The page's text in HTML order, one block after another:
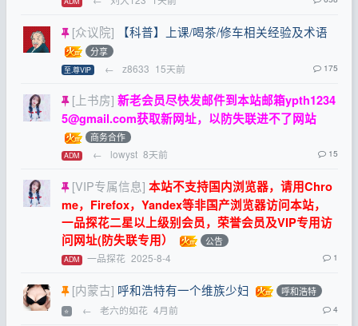
[众议院] 【科普】上课/喝茶/修车相关经验及术语
分享
至.尊VIP ← z8633 15天前 175
[上书房] 新老会员尽快发邮件到本站邮箱ypth1234
5@gmail.com获取新网址，以防失联进不了网站
商务合作
ADM ← lowyst 8天前 15
[VIP专属信息] 本站不支持国内浏览器，请用Chro
me，Firefox，Yandex等非国产浏览器访问本站，
一品探花二星以上级别会员，荣誉会员及VIP专用访
问网址(防失联专用）
公告
ADM 一品探花 2025-8-4 1
[内蒙古] 呼和浩特有一个维族少妇 呼和浩特
⭐ ← 老六的如花 4月前 4